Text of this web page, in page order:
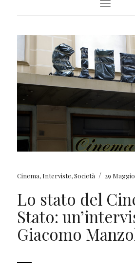
Toggle
Cinema, Interviste,Società / 29
Lo stato del
Stato:
Giacomo